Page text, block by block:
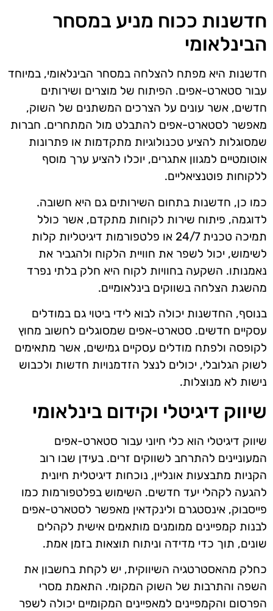
חדשנות ככוח מניע במסחר
הבינלאומי
חדשנות היא מפתח להצלחה במסחר הבינלאומי, במיוחד
עבור סטארט-אפים. הפיתוח של מוצרים ושירותים
חדשים, אשר עונים על הצרכים המשתנים של השוק,
מאפשר לסטארט-אפים להתבלט מול המתחרים. חברות
שמסוגלות להציע טכנולוגיות מתקדמות או פתרונות
אוטומטיים למגוון אתגרים, יוכלו להציע ערך מוסף
ללקוחות פוטנציאליים.
כמו כן, חדשנות בתחום השירותים גם היא חשובה.
לדוגמה, פיתוח שירות לקוחות מתקדם, אשר כולל
תמיכה טכנית 24/7 או פלטפורמות דיגיטליות קלות
לשימוש, יכול לשפר את חוויית הלקוח ולהגביר את
נאמנותו. השקעה בחוויות לקוח היא חלק בלתי נפרד
מהשגת הצלחה בשווקים בינלאומיים.
בנוסף, החדשנות יכולה לבוא לידי ביטוי גם במודלים
עסקיים חדשים. סטארט-אפים שמסוגלים לחשוב מחוץ
לקופסה ולפתח מודלים עסקיים גמישים, אשר מתאימים
לשוק הגלובלי, יכולים לנצל הזדמנויות חדשות ולכבוש
נישות לא מנוצלות.
שיווק דיגיטלי וקידום בינלאומי
שיווק דיגיטלי הוא כלי חיוני עבור סטארט-אפים
המעוניינים להתרחב לשווקים זרים. בעידן שבו רוב
הקניות מתבצעות אונליין, נוכחות דיגיטלית חיונית
להגעה לקהלי יעד חדשים. השימוש בפלטפורמות כמו
פייסבוק, אינסטגרם ולינקדאין מאפשר לסטארט-אפים
לבנות קמפיינים ממומנים מותאמים אישית לקהלים
שונים, תוך כדי מדידה וניתוח תוצאות בזמן אמת.
כחלק מהאסטרטגיה השיווקית, יש לקחת בחשבון את
השפה והתרבות של השוק המקומי. התאמת מסרי
הפרסום והקמפיינים למאפיינים המקומיים יכולה לשפר